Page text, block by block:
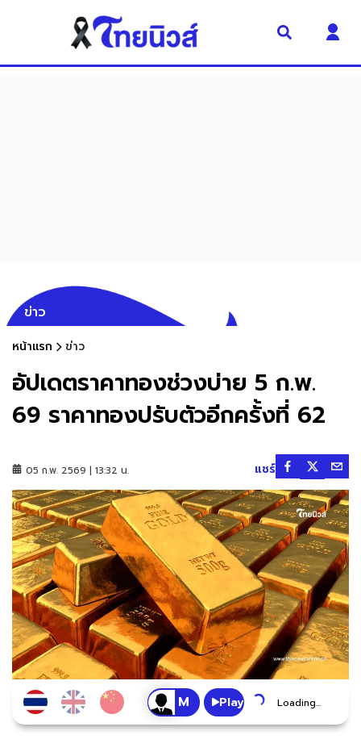
ข่าว
หน้าแรก ข่าว
อัปเดตราคาทองช่วงบ่าย 5 ก.พ.
69 ราคาทองปรับตัวอีกครั้งที่ 62
05 ก.พ. 2569 | 13:32 น. แชร์
Play Loading...